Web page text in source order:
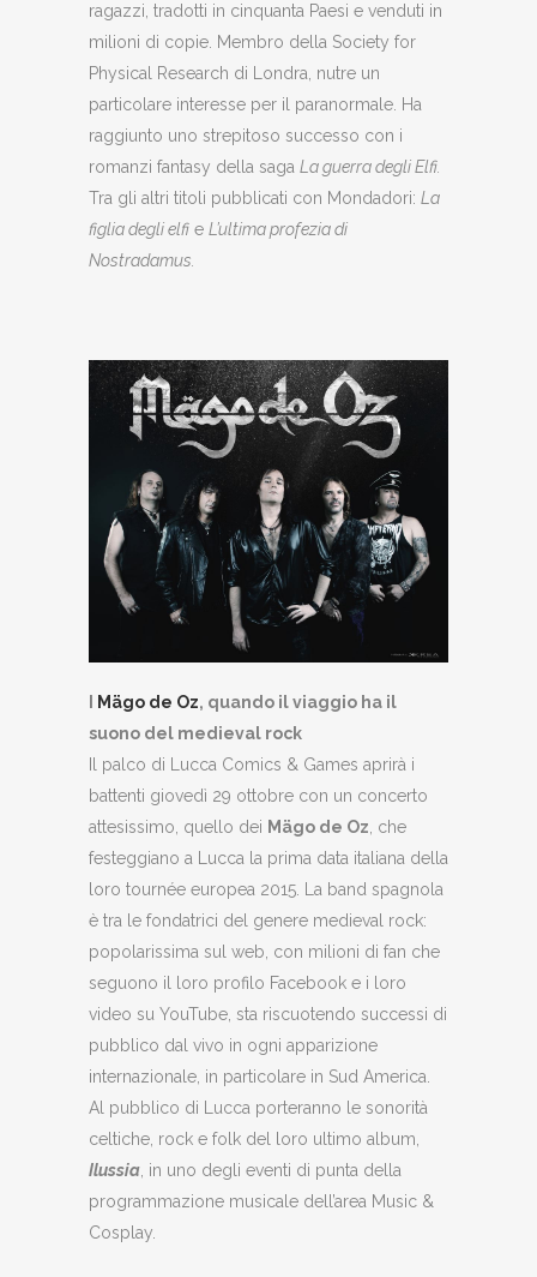
ragazzi, tradotti in cinquanta Paesi e venduti in
milioni di copie. Membro della Society for
Physical Research di Londra, nutre un
particolare interesse per il paranormale. Ha
raggiunto uno strepitoso successo con i
romanzi fantasy della saga La guerra degli Elfi.
Tra gli altri titoli pubblicati con Mondadori: La
figlia degli elfi e L’ultima profezia di
Nostradamus.
Mägo de Oz, quando il viaggio ha il
suono del medieval rock
Il palco di Lucca Comics & Games aprirà i
battenti giovedì 29 ottobre con un concerto
attesissimo, quello dei Mägo de Oz , che
festeggiano a Lucca la prima data italiana della
loro tournée europea 2015. La band spagnola
è tra le fondatrici del genere medieval rock:
popolarissima sul web, con milioni di fan che
seguono il loro profilo Facebook e i loro
video su YouTube, sta riscuotendo successi di
pubblico dal vivo in ogni apparizione
internazionale, in particolare in Sud America.
Al pubblico di Lucca porteranno le sonorità
celtiche, rock e folk del loro ultimo album,
Ilussia , in uno degli eventi di punta della
programmazione musicale dell’area Music &
Cosplay.